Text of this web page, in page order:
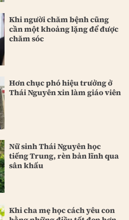
Khi người chăm bệnh cũng
cần một khoảng lặng để được
chăm sóc
Hơn chục phó hiệu trưởng ở
Thái Nguyên xin làm giáo viên
Nữ sinh Thái Nguyên học
tiếng Trung, rèn bản lĩnh qua
sân khấu
Khi cha mẹ học cách yêu con